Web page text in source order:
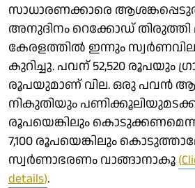
സാധാരണക്കാരെ
അനുദിനം റെക്കോഡ്
കേരളത്തില്‍ ഇന്നും
കുറിച്ചു. പവന് 52,520 രൂപയും
രൂപയുമാണ് വില. ഒരു പവന്‍
നികുതിയും പണിക്കൂലിയുമടക്കം
രൂപയെങ്കിലും
7,100 രൂപയെങ്കിലും
സ്വര്‍ണാഭരണം വാങ്ങാനാകൂ (
details).